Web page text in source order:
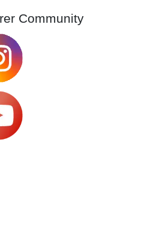
Community